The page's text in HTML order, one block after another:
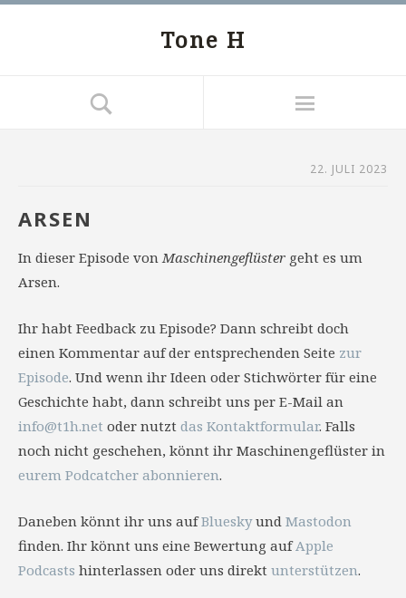
Tone H
22. JULI 2023
ARSEN
In dieser Episode vonMaschinengeflüster geht es um
Arsen.
Ihr habt Feedback zu Episode? Dann schreibt doch
einen Kommentar auf der entsprechenden Seite zur
Episode. Und wenn ihr Ideen oder Stichwörter für eine
Geschichte habt, dann schreibt uns per E-Mail an
info@t1h.net oder nutzt das Kontaktformular. Falls
noch nicht geschehen, könnt ihr Maschinengeflüster in
eurem Podcatcher abonnieren.
Daneben könnt ihr uns aufBlueskyund Mastodon
finden. Ihr könnt uns eine Bewertung aufApple
Podcasts hinterlassen oder uns direkt unterstützen.